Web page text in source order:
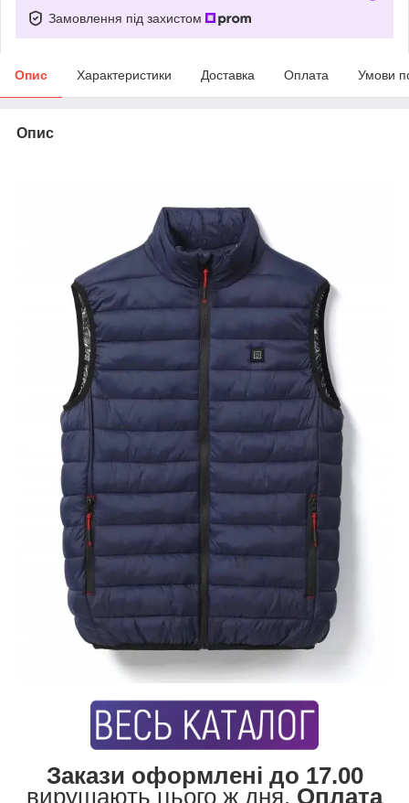
Замовлення під захистом
Опис Характеристики Доставка Оплата Умови
Опис
Закази оформлені до 17.00
вирушають цього ж дня. Оплата